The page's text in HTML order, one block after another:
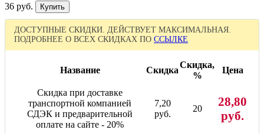
36 руб.
ДОСТУПНЫЕ СКИДКИ. ДЕЙСТВУЕТ МАКСИМАЛЬНАЯ.
ПОДРОБНЕЕ О ВСЕХ СКИДКАХ ПО ССЫЛКЕ
Название Скидка
Скидка,
%
Цена
Скидка при доставке
транспортной компанией
СДЭК и предварительной
оплате на сайте - 20%
7,20
руб.
20
28,80
руб.